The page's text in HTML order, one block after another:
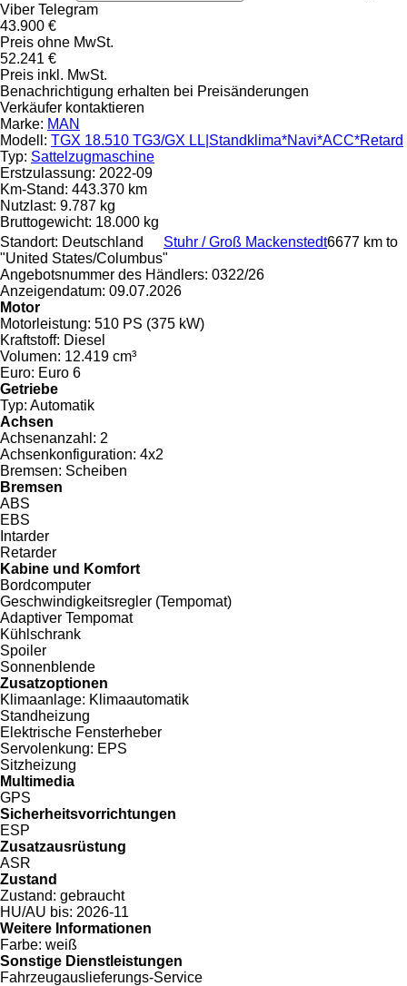
Viber Telegram
43.900 €
Preis ohne MwSt.
52.241 €
Preis inkl. MwSt.
Benachrichtigung erhalten bei Preisänderungen
Verkäufer kontaktieren
Marke: MAN
Modell: TGX 18.510 TG3/GX LL|Standklima*Navi*ACC*Retard
Typ: Sattelzugmaschine
Erstzulassung: 2022-09
Km-Stand: 443.370 km
Nutzlast: 9.787 kg
Bruttogewicht: 18.000 kg
Standort: Deutschland Stuhr / Groß Mackenstedt6677 km to
"United States/Columbus"
Angebotsnummer des Händlers: 0322/26
Anzeigendatum: 09.07.2026
Motor
Motorleistung: 510 PS (375 kW)
Kraftstoff: Diesel
Volumen: 12.419 cm³
Euro: Euro 6
Getriebe
Typ: Automatik
Achsen
Achsenanzahl: 2
Achsenkonfiguration: 4x2
Bremsen: Scheiben
Bremsen
ABS
EBS
Intarder
Retarder
Kabine und Komfort
Bordcomputer
Geschwindigkeitsregler (Tempomat)
Adaptiver Tempomat
Kühlschrank
Spoiler
Sonnenblende
Zusatzoptionen
Klimaanlage: Klimaautomatik
Standheizung
Elektrische Fensterheber
Servolenkung: EPS
Sitzheizung
Multimedia
GPS
Sicherheitsvorrichtungen
ESP
Zusatzausrüstung
ASR
Zustand
Zustand: gebraucht
HU/AU bis: 2026-11
Weitere Informationen
Farbe: weiß
Sonstige Dienstleistungen
Fahrzeugauslieferungs-Service